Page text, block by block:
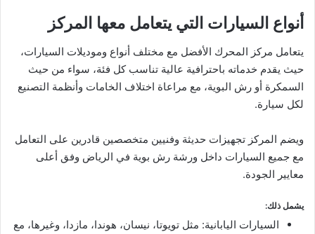
أنواع السيارات التي يتعامل معها المركز
يتعامل مركز المحرك الأفضل مع مختلف أنواع وموديلات السيارات،
حيث يقدم خدماته باحترافية عالية تناسب كل فئة، سواء من حيث
السمكرة أو رش البوية، مع مراعاة اختلاف الخامات وأنظمة التصنيع
لكل سيارة.
ويضم المركز تجهيزات حديثة وفنيين متخصصين قادرين على التعامل
مع جميع السيارات داخل ورشة رش بوية في الرياض وفق أعلى
معايير الجودة.
يشمل ذلك:
السيارات اليابانية: مثل تويوتا، نيسان، هوندا، مازدا، وغيرها، مع